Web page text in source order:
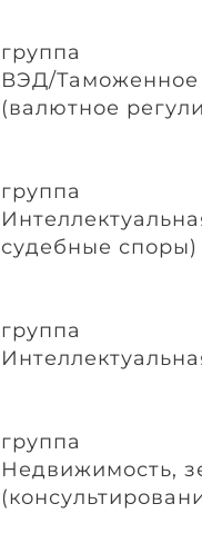
группа
ВЭД/Таможенное
(валютное
группа
судебные споры)
группа
группа
Недвижимость,